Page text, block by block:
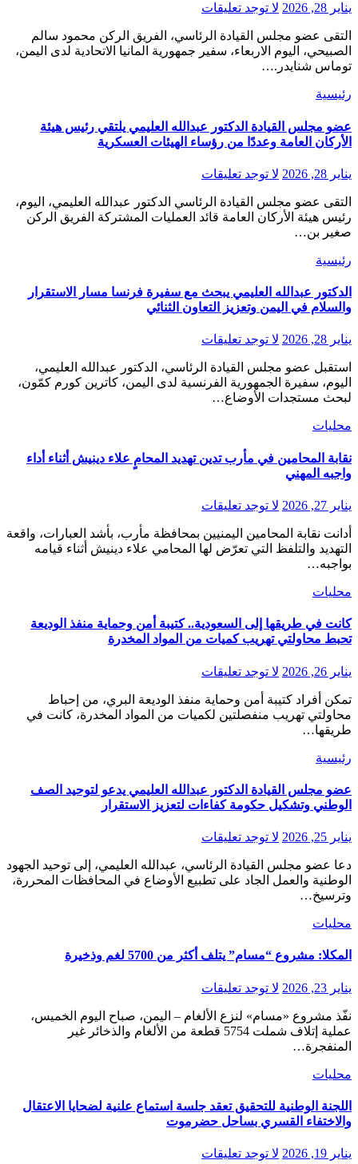
يناير 28, 2026 لا توجد تعليقات
الصبيحي، اليوم الاربعاء، سفير جمهورية المانيا الاتحادية لدى اليمن،
توماس شنايدر.…
رئيسية
عضو مجلس القيادة الدكتور عبدالله العليمي يلتقي رئيس هيئة
الأركان العامة وعددًا من رؤساء الهيئات العسكرية
يناير 28, 2026 لا توجد تعليقات
رئيس هيئة الأركان العامة قائد العمليات المشتركة الفريق الركن
صغير بن…
رئيسية
الدكتور عبدالله العليمي يبحث مع سفيرة فرنسا مسار الاستقرار
والسلام في اليمن وتعزيز التعاون الثنائي
يناير 28, 2026 لا توجد تعليقات
اليوم، سفيرة الجمهورية الفرنسية لدى اليمن، كاترين كورم كمّون،
لبحث مستجدات الأوضاع…
محليات
نقابة المحامين في مأرب تدين تهديد المحامٍ علاء دينيش أثناء أداء
واجبه المهني
يناير 27, 2026 لا توجد تعليقات
التهديد والتلفظ التي تعرّض لها المحامي علاء دينيش أثناء قيامه
بواجبه…
محليات
كانت في طريقها إلى السعودية.. كتيبة أمن وحماية منفذ الوديعة
تحبط محاولتي تهريب كميات من المواد المخدرة
يناير 26, 2026 لا توجد تعليقات
تمكن أفراد كتيبة أمن وحماية منفذ الوديعة البري، من إحباط
محاولتي تهريب منفصلتين لكميات من المواد المخدرة، كانت في
طريقها…
رئيسية
عضو مجلس القيادة الدكتور عبدالله العليمي يدعو لتوحيد الصف
الوطني وتشكيل حكومة كفاءات لتعزيز الاستقرار
يناير 25, 2026 لا توجد تعليقات
دعا عضو مجلس القيادة الرئاسي، عبدالله العليمي، إلى توحيد الجهود
الوطنية والعمل الجاد على تطبيع الأوضاع في المحافظات المحررة،
وترسيخ…
محليات
المكلا: مشروع “مسام” يتلف أكثر من 5700 لغم وذخيرة
يناير 23, 2026 لا توجد تعليقات
نفّذ مشروع «مسام» لنزع الألغام – اليمن، صباح اليوم الخميس،
عملية إتلاف شملت 5754 قطعة من الألغام والذخائر غير
المنفجرة…
محليات
اللجنة الوطنية للتحقيق تعقد جلسة استماع علنية لضحايا الاعتقال
والاختفاء القسري بساحل حضرموت
يناير 19, 2026 لا توجد تعليقات